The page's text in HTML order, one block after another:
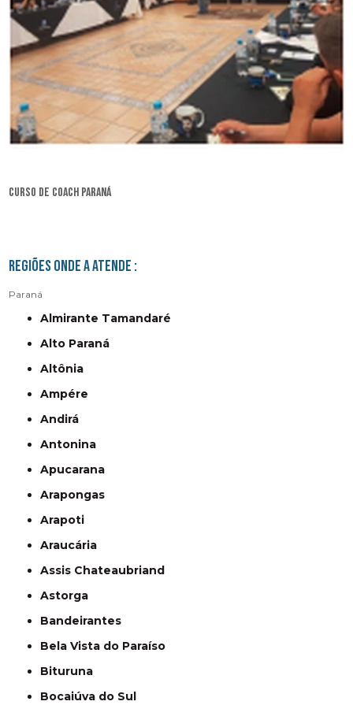
curso de coach Paraná
Regiões onde a atende :
Paraná
Almirante Tamandaré
Alto Paraná
Altônia
Ampére
Andirá
Antonina
Apucarana
Arapongas
Arapoti
Araucária
Assis Chateaubriand
Astorga
Bandeirantes
Bela Vista do Paraíso
Bituruna
Bocaiúva do Sul